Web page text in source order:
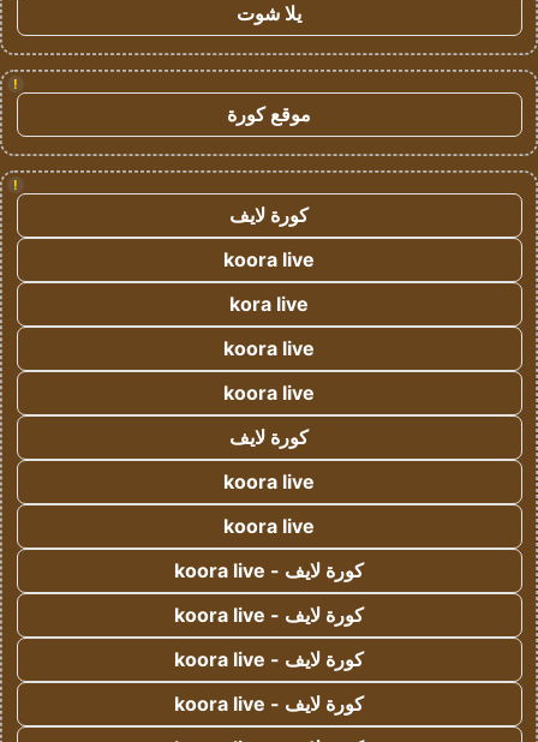
يلا شوت
!
موقع كورة
!
كورة لايف
koora live
kora live
koora live
koora live
كورة لايف
koora live
koora live
كورة لايف - koora live
كورة لايف - koora live
كورة لايف - koora live
كورة لايف - koora live